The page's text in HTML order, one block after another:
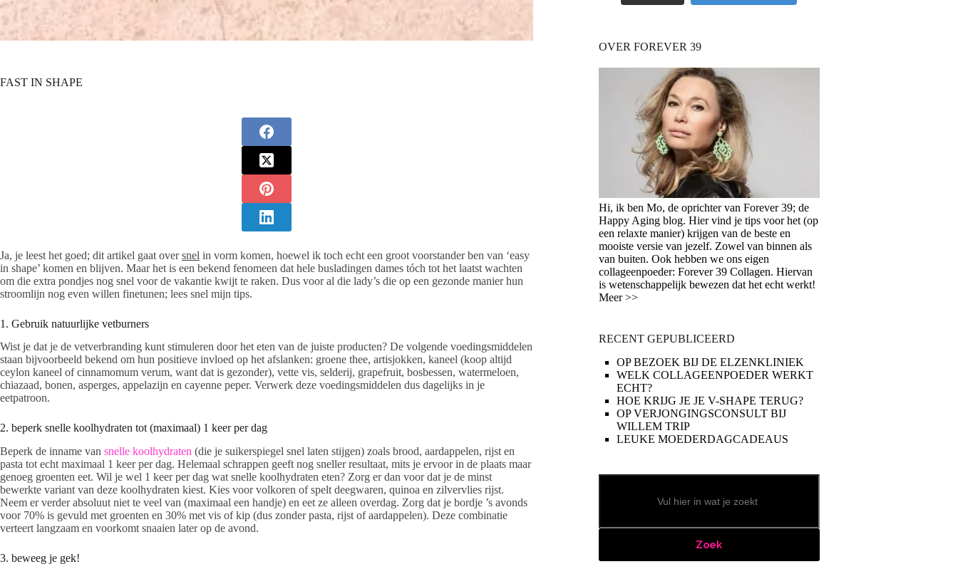
FAST IN SHAPE
Ja, je leest het goed; dit artikel gaat oversnel in vorm komen, hoewel ik toch echt een groot voorstander ben van ‘easy
in shape’ komen en blijven. Maar het is een bekend fenomeen dat hele busladingen dames tóch tot het laatst wachten
om die extra pondjes nog snel voor de vakantie kwijt te raken. Dus voor al die lady’s die op een gezonde manier hun
stroomlijn nog even willen finetunen; lees snel mijn tips.
1. Gebruik natuurlijke vetburners
Wist je dat je de vetverbranding kunt stimuleren door het eten van de juiste producten? De volgende voedingsmiddelen
staan bijvoorbeeld bekend om hun positieve invloed op het afslanken: groene thee, artisjokken, kaneel (koop altijd
ceylon kaneel of cinnamomum verum, want dat is gezonder), vette vis, selderij, grapefruit, bosbessen, watermeloen,
chiazaad, bonen, asperges, appelazijn en cayenne peper. Verwerk deze voedingsmiddelen dus dagelijks in je
eetpatroon.
2. beperk snelle koolhydraten tot (maximaal) 1 keer per dag
Beperk de inname van snelle koolhydraten (die je suikerspiegel snel laten stijgen) zoals brood, aardappelen, rijst en
pasta tot echt maximaal 1 keer per dag. Helemaal schrappen geeft nog sneller resultaat, mits je ervoor in de plaats maar
genoeg groenten eet. Wil je wel 1 keer per dag wat snelle koolhydraten eten? Zorg er dan voor dat je de minst
bewerkte variant van deze koolhydraten kiest. Kies voor volkoren of spelt deegwaren, quinoa en zilvervlies rijst.
Neem er verder absoluut niet te veel van (maximaal een handje) en eet ze alleen overdag. Zorg dat je bordje ’s avonds
voor 70% is gevuld met groenten en 30% met vis of kip (dus zonder pasta, rijst of aardappelen). Deze combinatie
verteert langzaam en voorkomt snaaien later op de avond.
3. beweeg je gek!
OVER FOREVER 39
Hi, ik ben Mo, de oprichter van Forever 39; de
Happy Aging blog. Hier vind je tips voor het (op
een relaxte manier) krijgen van de beste en
mooiste versie van jezelf. Zowel van binnen als
van buiten. Ook hebben we ons eigen
collageenpoeder: Forever 39 Collagen. Hiervan
is wetenschappelijk bewezen dat het echt werkt!
Meer >>
RECENT GEPUBLICEERD
OP BEZOEK BIJ DE ELZENKLINIEK
WELK COLLAGEENPOEDER WERKT
ECHT?
HOE KRIJG JE JE V-SHAPE TERUG?
OP VERJONGINGSCONSULT BIJ
WILLEM TRIP
LEUKE MOEDERDAGCADEAUS
Zoeken
Zoek